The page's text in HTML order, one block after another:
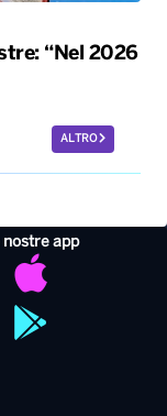
“Nel 2026
ALTRO
nostre app